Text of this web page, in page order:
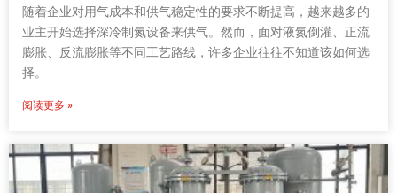
随着企业对用气成本和供气稳定性的要求不断提高，越来越多的
业主开始选择深冷制氮设备来供气。然而，面对液氮倒灌、正流
膨胀、反流膨胀等不同工艺路线，许多企业往往不知道该如何选
择。
阅读更多 »